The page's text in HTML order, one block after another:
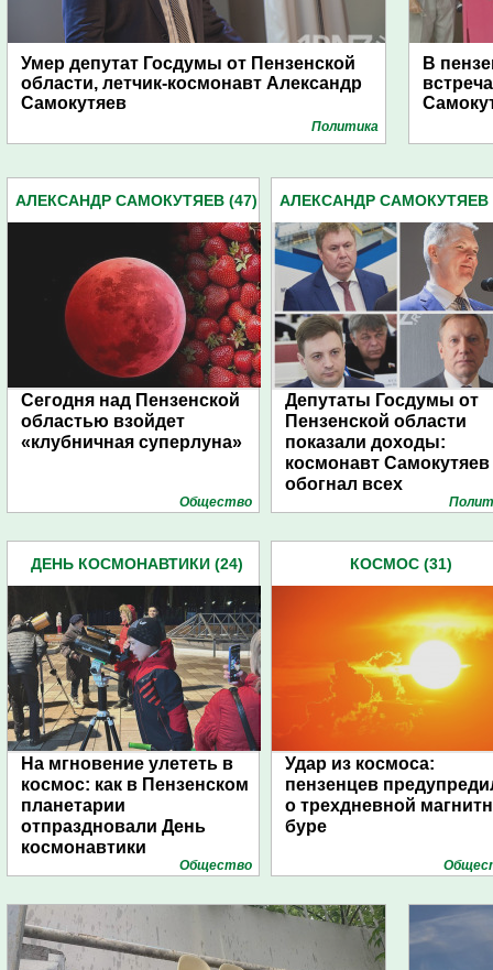
Умер депутат Госдумы от Пензенской
области, летчик-космонавт Александр
Самокутяев
Политика
В
АЛЕКСАНДР САМОКУТЯЕВ (47)
Сегодня над Пензенской
областью взойдет
«клубничная суперлуна»
Общество
АЛЕКСАНДР САМОКУТЯЕВ
Депутаты Госдумы от
Пензенской области
показали доходы:
космонавт Самокутяев
обогнал всех
ДЕНЬ КОСМОНАВТИКИ (24)
На мгновение улететь в
космос: как в Пензенском
планетарии
отпраздновали День
космонавтики
Общество
КОСМОС (31)
Удар из космоса:
пензенцев
о трехдневной
буре